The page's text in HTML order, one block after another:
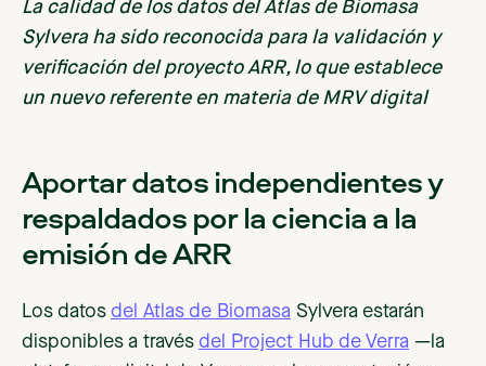
La calidad de los datos del Atlas de Biomasa
Sylvera ha sido reconocida para la validación y
verificación del proyecto ARR, lo que establece
un nuevo referente en materia de MRV digital
Aportar datos independientes y
respaldados por la ciencia a la
emisión de ARR
Los datos del Atlas de Biomasa Sylvera estarán
disponibles a través del Project Hub de Verra —la